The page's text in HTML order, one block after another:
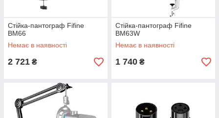
Стійка-пантограф Fifine
BM66
Немає в наявності
2 721 ₴
Стійка-пантограф Fifine
BM63W
Немає в наявності
1 740 ₴